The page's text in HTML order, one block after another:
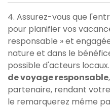
4. Assurez-vous que
pour planifier vos
responsable » et
nature et dans le
possible d'acteurs locaux.
de voyage responsable
partenaire, rendant
le remarquerez même